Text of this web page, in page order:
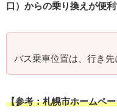
口）からの乗り換えが便利
バス乗車位置は、行き先
【参考：札幌市ホームペ